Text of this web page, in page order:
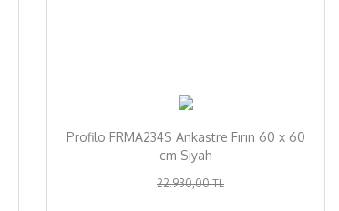
Profilo FRMA234S Ankastre Fırın 60 x 60
cm Siyah
22.930,00 TL